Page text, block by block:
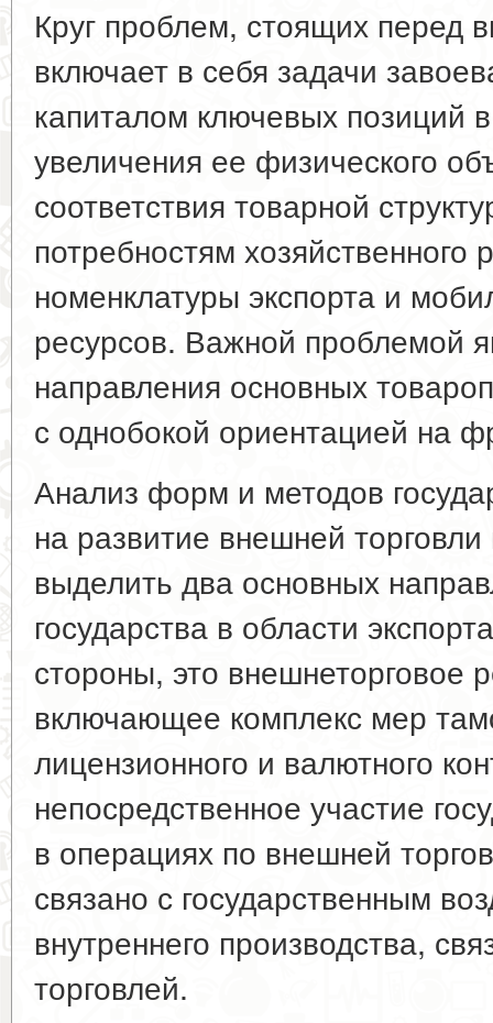
Круг проблем, стоящих перед
включает в себя задачи
капиталом ключевых позиций
увеличения ее физического
соответствия товарной
потребностям
номенклатуры экспорта и
ресурсов. Важной проблемой
направления основных
с однобокой ориентацией на
Анализ форм и методов
на развитие внешней
выделить два основных
государства в области
стороны, это внешнеторговое
включающее комплекс мер
лицензионного и валютного
непосредственное участие
в операциях по внешней
связано с государственным
внутреннего производства,
торговлей.